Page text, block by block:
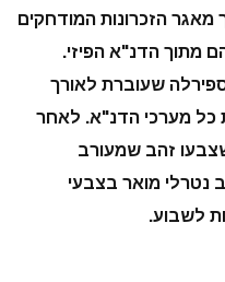
מאגר הזכרונות המודחקים
מתוך הדנ"א הפיזי.
שעוברת לאורך
כל מערכי הדנ"א. לאחר
זהב שמעורב
נטרלי מואר בצבעי
לשבוע.